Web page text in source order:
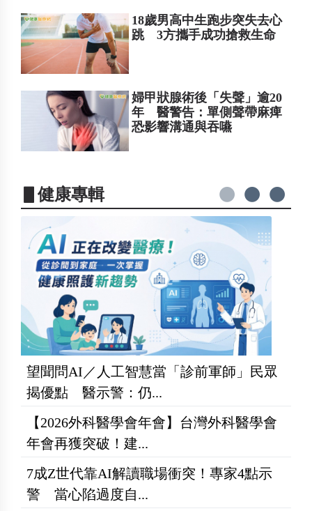
18歲男高中生跑步突失去心
跳 3方攜手成功搶救生命
婦甲狀腺術後「失聲」逾20
年 醫警告：單側聲帶麻痺
恐影響溝通與吞嚥
▋健康專輯
望聞問AI／人工智慧當「診前軍師」民眾
揭優點 醫示警：仍...
【2026外科醫學會年會】台灣外科醫學會
年會再獲突破！建...
7成Z世代靠AI解讀職場衝突！專家4點示
警 當心陷過度自...